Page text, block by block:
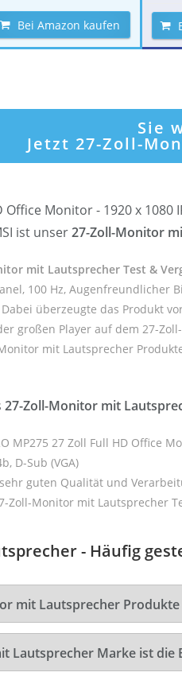
Bei Amazon kaufen
Sie
Jetzt 27-Zoll-
Office Monitor - 1920 x
ist unser27-Zoll-Monitor
mit Lautsprecher Test &
100 Hz,
überzeugte das Produkt
großen Player auf dem 27-
mit Lautsprecher
27-Zoll-Monitor mit
MP275 27 Zoll Full HD Office
D-Sub (VGA)
guten Qualität und
Zoll-Monitor mit Lautsprecher
- Häufig
mit Lautsprecher
Lautsprecher Marke ist die